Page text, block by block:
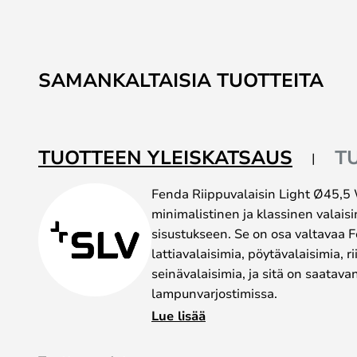
SAMANKALTAISIA TUOTTEITA
TUOTTEEN YLEISKATSAUS
Fenda Riippuvalaisin Light Ø45,5
minimalistinen ja klassinen
sisustukseen. Se on osa valtavaa
lattiavalaisimia, pöytävalaisimia,
seinävalaisimia, ja sitä on
lampunvarjostimissa.
Koko sarja on peräisin
Lue lisää